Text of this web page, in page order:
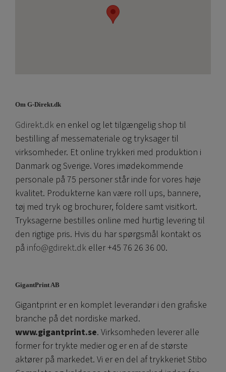
Om G-Direkt.dk
Gdirekt.dk en enkel og let tilgængelig shop til
bestilling af messemateriale og tryksager til
virksomheder. Et online trykkeri med produktion i
Danmark og Sverige. Vores imødekommende
personale på 75 personer står inde for vores høje
kvalitet. Produkterne kan være roll ups, bannere,
tøj med tryk og brochurer, foldere samt visitkort.
Tryksagerne bestilles online med hurtig levering til
den rigtige pris. Hvis du har spørgsmål kontakt os
på info@gdirekt.dk eller +45 76 26 36 00.
GigantPrint AB
Gigantprint er en komplet leverandør i den grafiske
branche på det nordiske marked.
www.gigantprint.se. Virksomheden leverer alle
former for trykte medier og er en af ​​de største
aktører på markedet. Vi er en del af trykkeriet Stibo